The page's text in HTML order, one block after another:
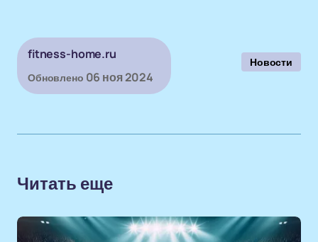
fitness-home.ru
Обновлено 06 ноя 2024
Новости
Читать еще